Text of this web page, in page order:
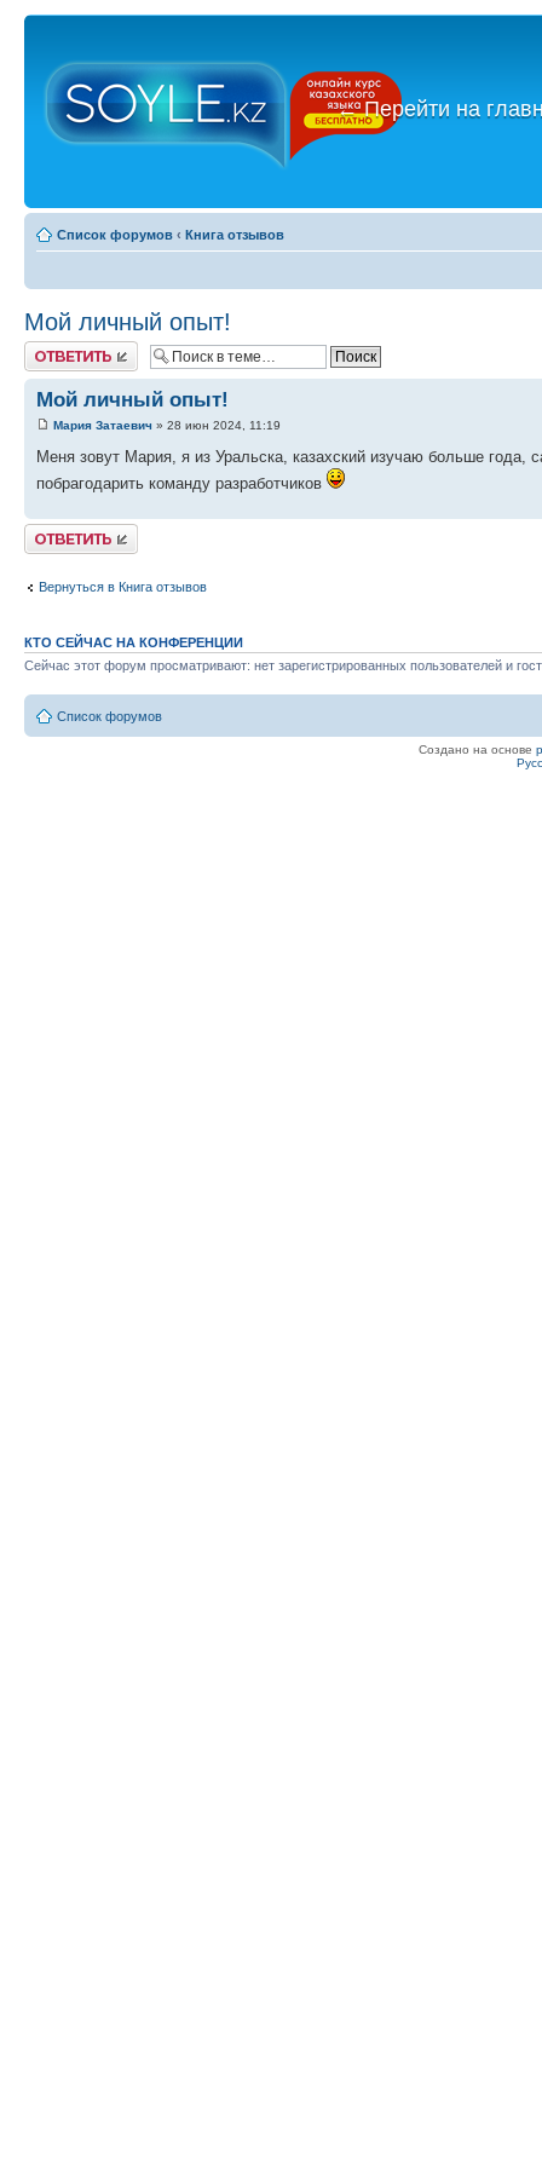
←Перейти на
Список форумов ‹ Книга отзывов
Мой личный опыт!
Ответить
Мой личный опыт!
Мария Затаевич » 28 июн 2024, 11:19
Меня зовут Мария, я из Уральска, казахский изучаю больше года,
побрагодарить команду разработчиков
Ответить
Вернуться в Книга отзывов
КТО СЕЙЧАС НА КОНФЕРЕНЦИИ
Сейчас этот форум просматривают: нет зарегистрированных пользователей и
Список форумов
Создано на основе